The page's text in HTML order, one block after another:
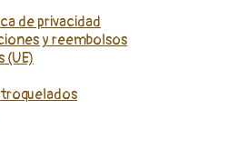
de privacidad
y reembolsos
(UE)